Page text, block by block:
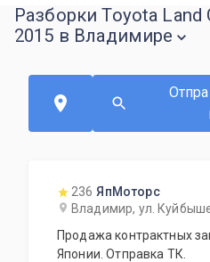
Разборки Toyota Land
2015 в Владимире
236 ЯпМоторс
Владимир, ул.
Продажа контрактных
Японии. Отправка ТК.